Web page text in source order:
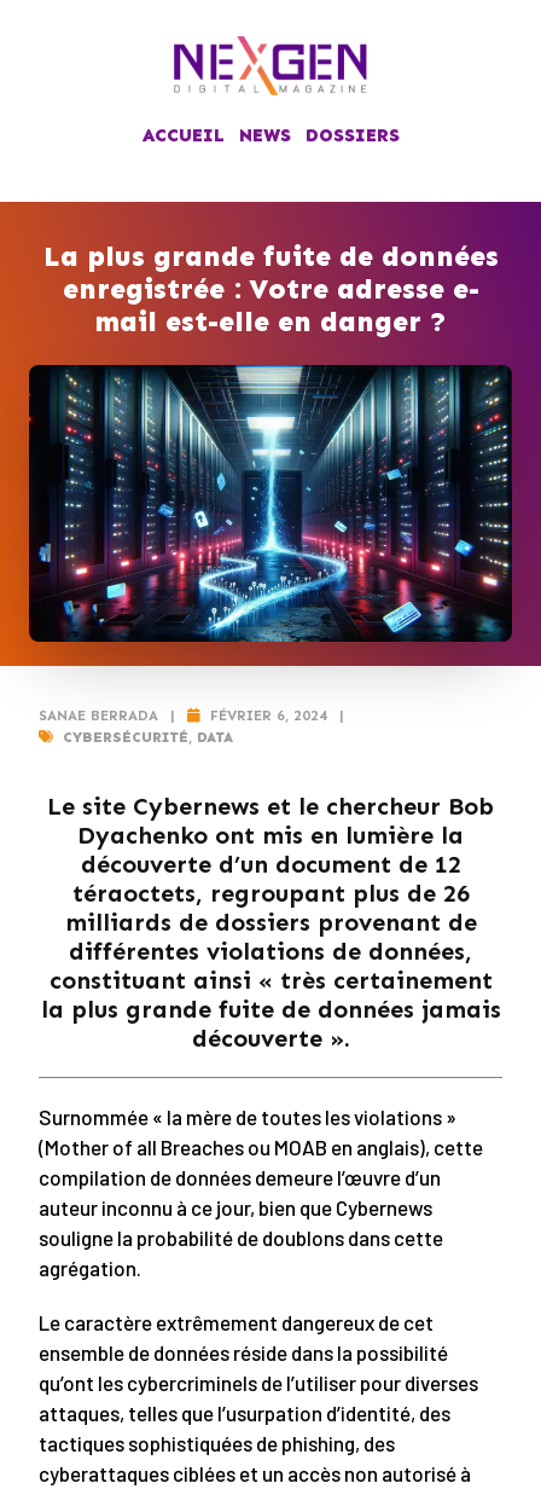
ACCUEIL NEWS DOSSIERS
La plus grande fuite de données
enregistrée : Votre adresse e-
mail est-elle en danger ?
SANAE BERRADA | FÉVRIER 6, 2024
|
CYBERSÉCURITÉ
DATA
Le site Cybernews et le chercheur Bob
Dyachenko ont mis en lumière la
découverte d’un document de 12
téraoctets, regroupant plus de 26
milliards de dossiers provenant de
différentes violations de données,
constituant ainsi « très certainement
la plus grande fuite de données jamais
découverte ».
Surnommée « la mère de toutes les violations »
(Mother of all Breaches ou MOAB en anglais), cette
compilation de données demeure l’œuvre d’un
auteur inconnu à ce jour, bien que Cybernews
souligne la probabilité de doublons dans cette
agrégation.
Le caractère extrêmement dangereux de cet
ensemble de données réside dans la possibilité
qu’ont les cybercriminels de l’utiliser pour diverses
attaques, telles que l’usurpation d’identité, des
tactiques sophistiquées de phishing, des
cyberattaques ciblées et un accès non autorisé à